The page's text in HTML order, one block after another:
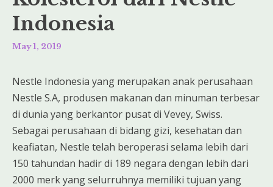
Indonesia
May 1, 2019
Nestle Indonesia yang merupakan anak perusahaan
Nestle S.A, produsen makanan dan minuman terbesar
di dunia yang berkantor pusat di Vevey, Swiss.
Sebagai perusahaan di bidang gizi, kesehatan dan
keafiatan, Nestle telah beroperasi selama lebih dari
150 tahundan hadir di 189 negara dengan lebih dari
2000 merk yang selurruhnya memiliki tujuan yang